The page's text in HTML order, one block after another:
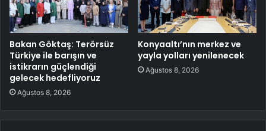
Bakan Göktaş: Terörsüz
Türkiye ile barışın ve
istikrarın güçlendiği
gelecek hedefliyoruz
Ağustos 8, 2026
Konyaaltı’nın merkez ve
yayla yolları yenilenecek
Ağustos 8, 2026